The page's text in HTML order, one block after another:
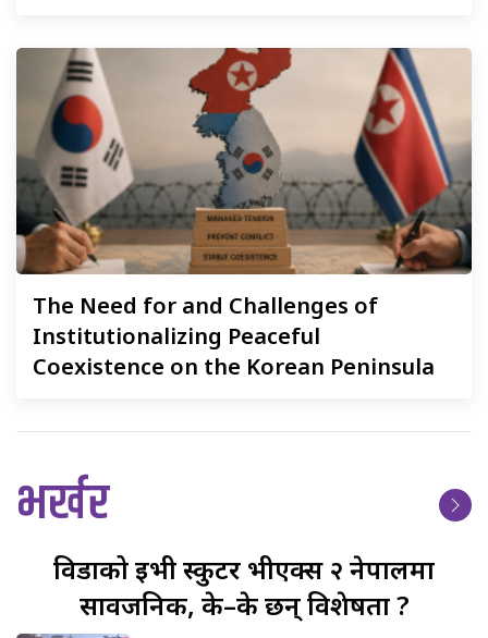
The Need for and Challenges of
Institutionalizing Peaceful
Coexistence on the Korean Peninsula
भर्खर
विडाकोईभी स्कुटर भीएक्स २ नेपालमा
सार्वजनिक, के–के छन् विशेषता ?